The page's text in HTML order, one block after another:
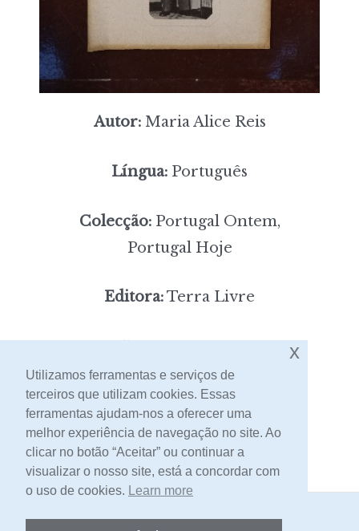
Autor:Maria Alice Reis
Língua: Português
Colecção:Portugal Ontem,
Portugal Hoje
Editora:Terra Livre
[portes incluídos]
Contacto
2026 -Livraria Egrégora
Utilizamos ferramentas e serviços de
terceiros que utilizam cookies. Essas
ferramentas ajudam-nos a oferecer uma
melhor experiência de navegação no site. Ao
clicar no botão “Aceitar” ou continuar a
visualizar o nosso site, está a concordar com
o uso de cookies. Learn more
x